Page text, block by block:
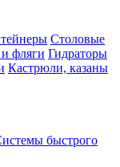
Столовые
фляги Гидраторы
Кастрюли, казаны
быстрого